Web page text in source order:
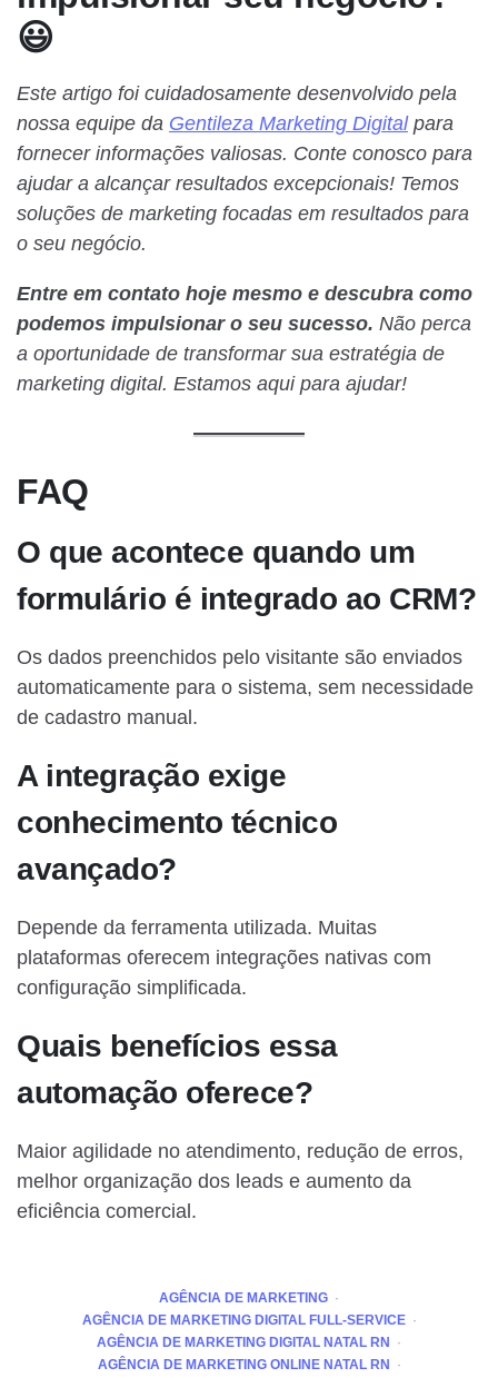
😃
Este artigo foi cuidadosamente desenvolvido pela
nossa equipe da Gentileza Marketing Digital para
fornecer informações valiosas. Conte conosco para
ajudar a alcançar resultados excepcionais! Temos
soluções de marketing focadas em resultados para
o seu negócio.
Entre em contato hoje mesmo e descubra como
podemos impulsionar o seu sucesso. Não perca
a oportunidade de transformar sua estratégia de
marketing digital. Estamos aqui para ajudar!
FAQ
O que acontece quando um
formulário é integrado ao CRM?
Os dados preenchidos pelo visitante são enviados
automaticamente para o sistema, sem necessidade
de cadastro manual.
A integração exige
conhecimento técnico
avançado?
Depende da ferramenta utilizada. Muitas
plataformas oferecem integrações nativas com
configuração simplificada.
Quais benefícios essa
automação oferece?
Maior agilidade no atendimento, redução de erros,
melhor organização dos leads e aumento da
eficiência comercial.
AGÊNCIA DE MARKETING
AGÊNCIA DE MARKETING DIGITAL FULL-SERVICE
AGÊNCIA DE MARKETING DIGITAL NATAL RN
AGÊNCIA DE MARKETING ONLINE NATAL RN